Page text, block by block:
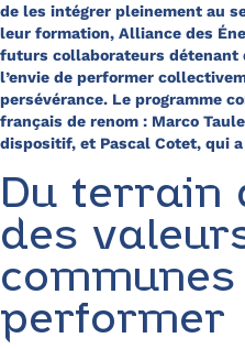
de les intégrer pleinement au
leur formation, Alliance des
futurs collaborateurs détenant
l’envie de performer
persévérance. Le programme
français de renom : Marco
dispositif, et Pascal Cotet, qui
Du terrain
des
performer